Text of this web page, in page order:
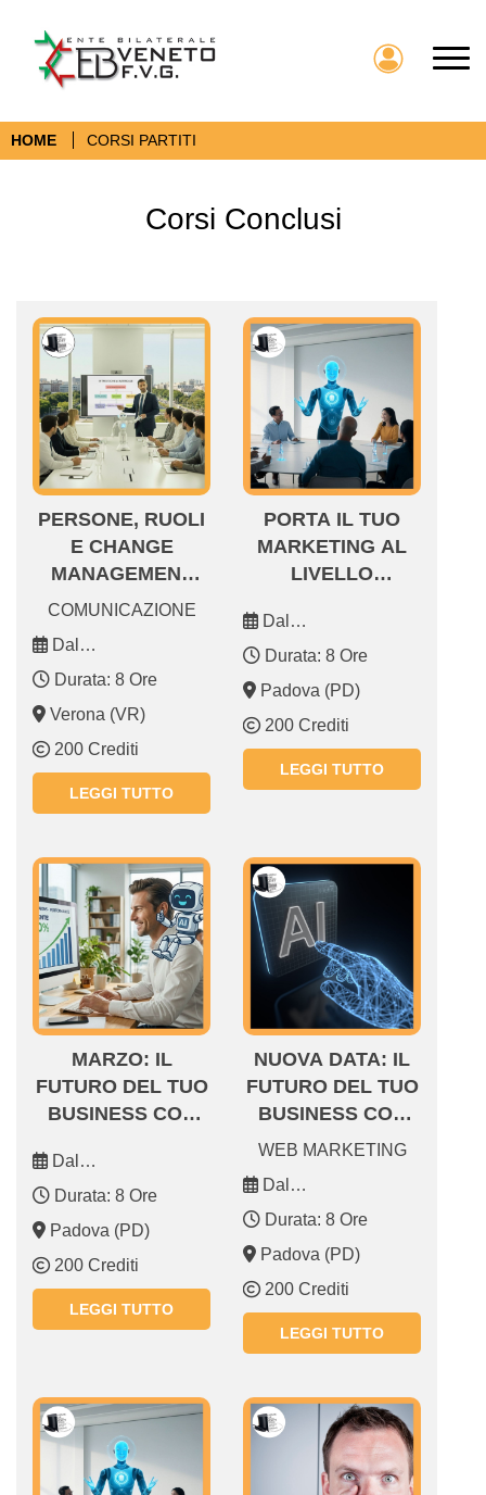
HOME CORSI PARTITI
Corsi Conclusi
PERSONE, RUOLI
E CHANGE
MANAGEMENT
PER L’AI
COMUNICAZIONE
Dal
21.04.2026 21.04.2026
Durata: 8 Ore
Verona (VR)
200 Crediti
LEGGI TUTTO
PORTA IL TUO
MARKETING AL
LIVELLO
LA GENAI
Dal
18.03.2026 18.03.2026
Durata: 8 Ore
Padova (PD)
200 Crediti
LEGGI TUTTO
MARZO: IL
FUTURO DEL TUO
BUSINESS CON
E VISUAL AI
Dal
09.03.2026 09.03.2026
Durata: 8 Ore
Padova (PD)
200 Crediti
LEGGI TUTTO
NUOVA DATA: IL
FUTURO DEL TUO
BUSINESS CON
CHATGPT, GEMINI
WEB MARKETING
Dal
27.02.2026 27.02.2026
Durata: 8 Ore
Padova (PD)
200 Crediti
LEGGI TUTTO